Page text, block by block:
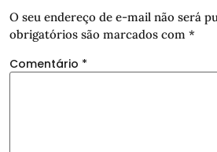
O seu endereço de e-mail não será
obrigatórios são marcados com *
Comentário *